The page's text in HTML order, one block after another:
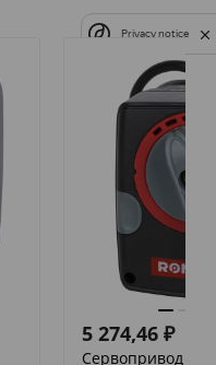
5 274,46 ₽
Сервопривод
Privacy notice